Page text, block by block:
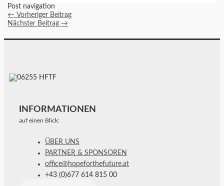
Post navigation
← Vorheriger Beitrag
Nächster Beitrag→
INFORMATIONEN
auf einen Blick:
ÜBER UNS
PARTNER & SPONSOREN
office@hopeforthefuture.at
+43 (0)677 614 815 00